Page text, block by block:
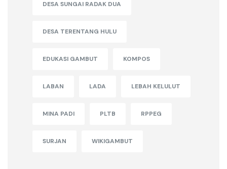
DESA SUNGAI RADAK DUA
DESA TERENTANG HULU
EDUKASI GAMBUT KOMPOS
LABAN LADA LEBAH KELULUT
MINA PADI PLTB RPPEG
SURJAN WIKIGAMBUT